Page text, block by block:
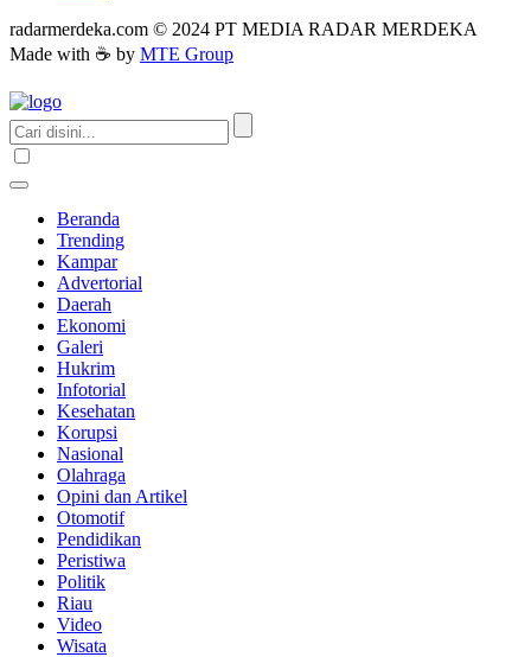
radarmerdeka.com © 2024 PT MEDIA RADAR MERDEKA
Made with ☕ by MTE Group
Beranda
Trending
Kampar
Advertorial
Daerah
Ekonomi
Galeri
Hukrim
Infotorial
Kesehatan
Korupsi
Nasional
Olahraga
Opini dan Artikel
Otomotif
Pendidikan
Peristiwa
Politik
Riau
Video
Wisata